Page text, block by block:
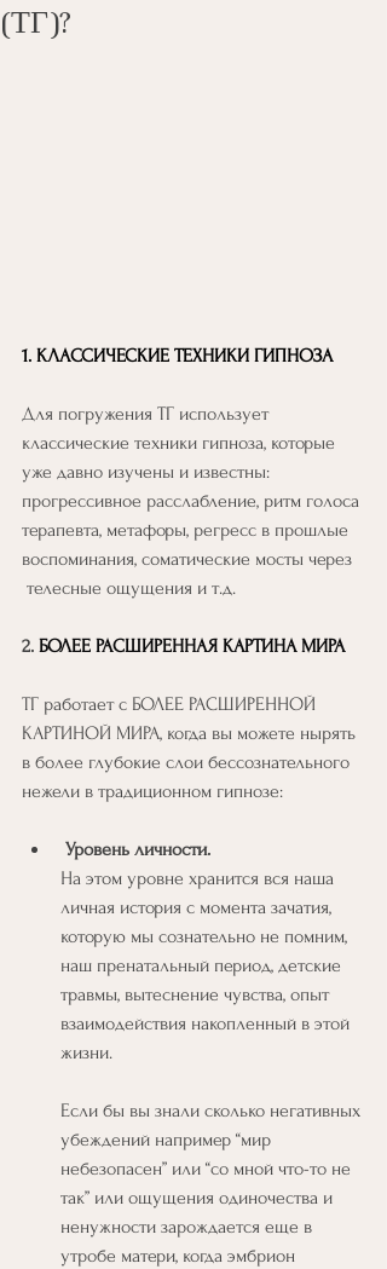
(ТГ)?
1. КЛАССИЧЕСКИЕ ТЕХНИКИ ГИПНОЗА
Для погружения ТГ использует
классические техники гипноза, которые
уже давно изучены и известны:
прогрессивное расслабление, ритм голоса
терапевта, метафоры, регресс в прошлые
воспоминания, соматические мосты через
телесные ощущения и т.д.
2. БОЛЕЕ РАСШИРЕННАЯ КАРТИНА МИРА
ТГ работает с БОЛЕЕ РАСШИРЕННОЙ
КАРТИНОЙ МИРА, когда вы можете нырять
в более глубокие слои бессознательного
нежели в традиционном гипнозе:
Уровень личности.
На этом уровне хранится вся наша
личная история с момента зачатия,
которую мы сознательно не помним,
наш пренатальный период, детские
травмы, вытеснение чувства, опыт
взаимодействия накопленный в этой
жизни.
Если бы вы знали сколько негативных
убеждений например “мир
небезопасен” или “со мной что-то не
так” или ощущения одиночества и
ненужности зарождается еще в
утробе матери, когда эмбрион